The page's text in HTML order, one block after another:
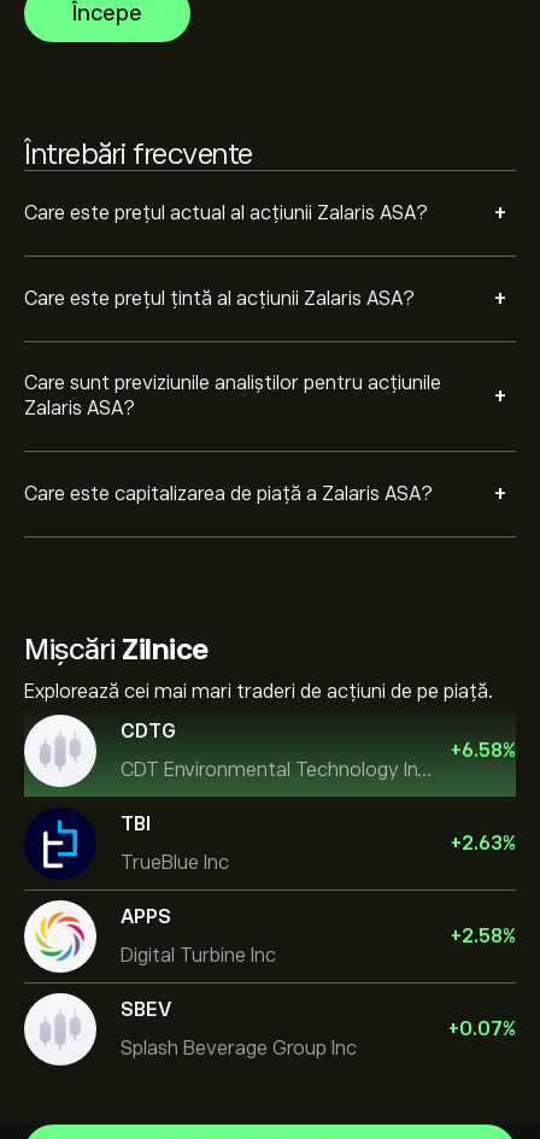
Începe
Întrebări frecvente
Care este prețul actual al acțiunii Zalaris ASA? +
Care este prețul țintă al acțiunii Zalaris ASA? +
Care sunt previziunile analiștilor pentru acțiunile
Zalaris ASA?
+
Care este capitalizarea de piață a Zalaris ASA? +
Mișcări Zilnice
Explorează cei mai mari traderi de acțiuni de pe piață.
CDTG
CDT Environmental Technology Investment Holdings L
+6.58%
TBI
TrueBlue Inc
+2.63%
APPS
Digital Turbine Inc
+2.58%
SBEV
Splash Beverage Group Inc
+0.07%